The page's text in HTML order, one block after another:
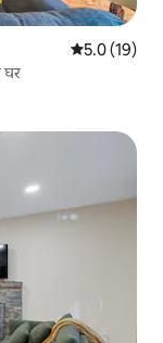
औसत रेटिंग 5
5.0 (19)
घर